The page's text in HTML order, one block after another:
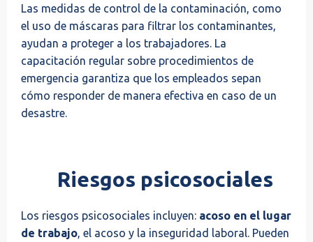
Las medidas de control de la contaminación, como
el uso de máscaras para filtrar los contaminantes,
ayudan a proteger a los trabajadores. La
capacitación regular sobre procedimientos de
emergencia garantiza que los empleados sepan
cómo responder de manera efectiva en caso de un
desastre.
Riesgos psicosociales
Los riesgos psicosociales incluyen: acoso en el lugar
de trabajo, el acoso y la inseguridad laboral. Pueden